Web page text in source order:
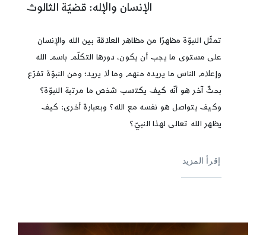
الإنسان والإله: قضيّة الثالوث
تمثّل النبوّة مظهرًا من مظاهر العلاقة بين الله والإنسان
على مستوى ما يجب أن يكون، دورها التكلّم باسم الله
وإعلام الناس ما يريده منهم وما لا يريد؛ ومن النبوّة تفرّع
بحثٌ آخر هو أنّه كيف يكتسب شخص ما مرتبة النبوّة؟
وكيف يتواصل هو نفسه مع الله؟ وبعبارة أخرى: كيف
يظهر الله تعالى لهذا النبيّ؟
إقرأ المزيد